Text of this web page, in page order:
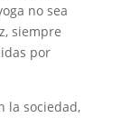
no sea
siempre
por
la sociedad,